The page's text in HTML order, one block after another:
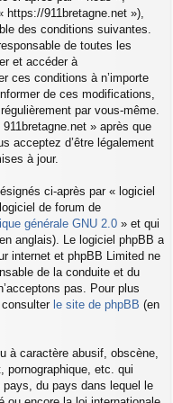
911bretagne.net »),
des conditions suivantes.
de toutes les
et accéder à
ces conditions à n’importe
de ces modifications,
par vous-même.
» après que
acceptez d’être légalement
à jour.
ci-après par « logiciel
de forum de
générale GNU 2.0 » et qui
anglais). Le logiciel phpBB a
internet et phpBB Limited ne
de la conduite et du
pas. Pour plus
le site de phpBB (en
à caractère abusif, obscène,
pornographique, etc. qui
du pays dans lequel le